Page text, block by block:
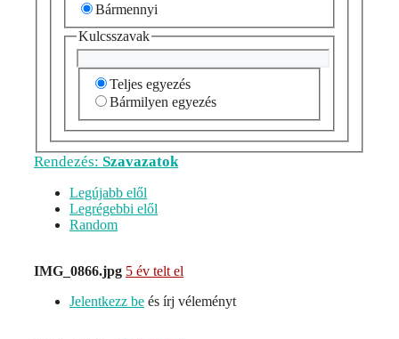
Bármennyi
Kulcsszavak
Teljes egyezés
Bármilyen egyezés
Rendezés: Szavazatok
Legújabb elől
Legrégebbi elől
Random
IMG_0866.jpg 5 év telt el
Jelentkezz be és írj véleményt